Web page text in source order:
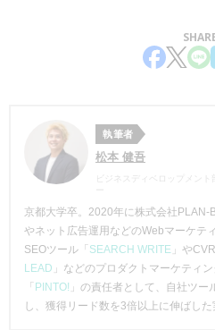
執筆者
松本 健吾
ビジネスディベロップメント
京都大学卒。2020年に株式会社PLAN-
やネット広告運用などのWebマーケテ
SEOツール「 SEARCH WRITE 」や
LEAD 」などのプロダクトマーケティ
「 PINTO! 」の責任者として、自社ツ
し、獲得リード数を3倍以上に伸ばした